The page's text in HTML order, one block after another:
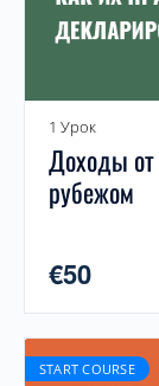
1 Урок
Доходы от
рубежом
€50
START COURSE